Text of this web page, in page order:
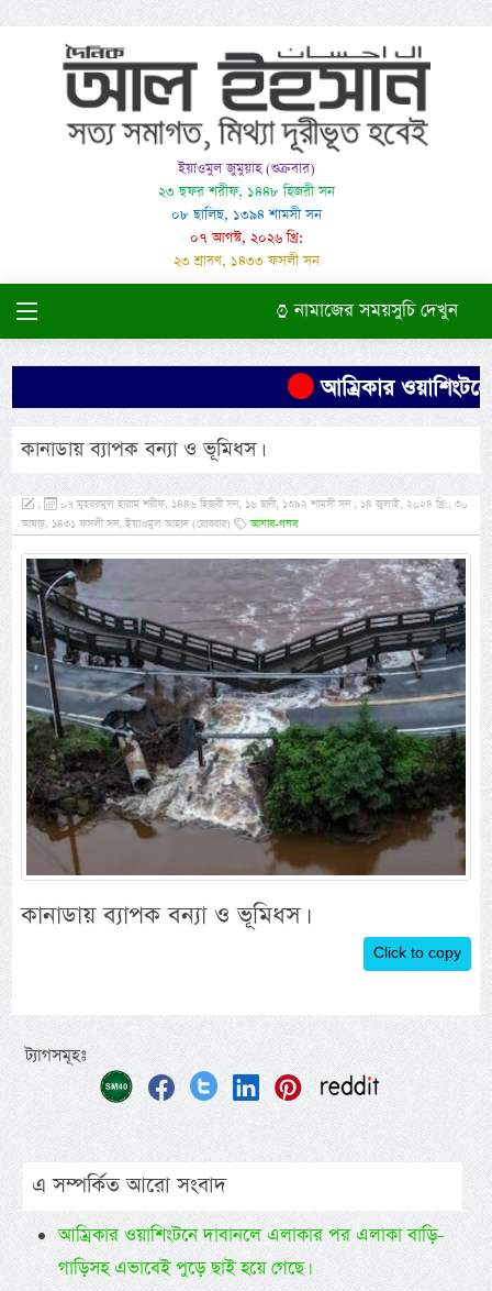
ইয়াওমুল জুমুয়াহ (শুক্রবার)
২৩ ছফর শরীফ, ১৪৪৮ হিজরী সন
০৮ ছালিছ, ১৩৯৪ শামসী সন
০৭ আগস্ট, ২০২৬ খ্রি:
২৩ শ্রাবণ, ১৪৩৩ ফসলী সন
নামাজের সময়সুচি দেখুন
আম্রিকার
কানাডায় ব্যাপক বন্যা ও ভূমিধস।
,
০৭ মুহররমুল হারাম শরীফ, ১৪৪৬ হিজরী সন, ১৬ ছানী, ১৩৯২ শামসী সন , ১৪ জুলাই, ২০২৪ খ্রি:, ৩০
আষাঢ়, ১৪৩১ ফসলী সন, ইয়াওমুল আহাদ (রোববার)
আযাব-গযব
কানাডায় ব্যাপক বন্যা ও ভূমিধস।
Click to copy
ট্যাগসমূহঃ
এ সম্পর্কিত আরো সংবাদ
আম্রিকার ওয়াশিংটনে দাবানলে এলাকার পর এলাকা বাড়ি-
গাড়িসহ এভাবেই পুড়ে ছাই হয়ে গেছে।